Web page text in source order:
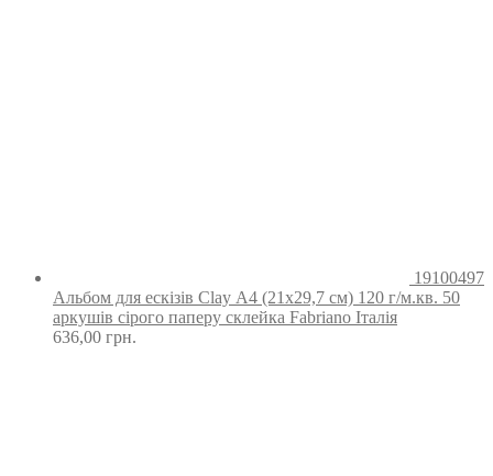
19100497
Альбом для ескізів Clay А4 (21х29,7 см) 120 г/м.кв. 50
аркушів сірого паперу склейка Fabriano Італія
636,00 грн.